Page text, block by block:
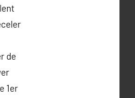
de
1er